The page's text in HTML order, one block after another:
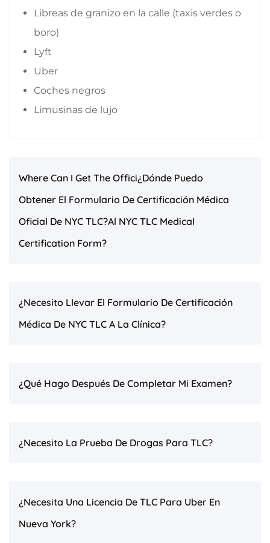
Libreas de granizo en la calle (taxis verdes o
boro)
Lyft
Uber
Coches negros
Limusinas de lujo
Where Can I Get The Offici¿Dónde Puedo
Obtener El Formulario De Certificación Médica
Oficial De NYC TLC?al NYC TLC Medical
Certification Form?
¿Necesito Llevar El Formulario De Certificación
Médica De NYC TLC A La Clínica?
¿Qué Hago Después De Completar Mi Examen?
¿Necesito La Prueba De Drogas Para TLC?
¿Necesita Una Licencia De TLC Para Uber En
Nueva York?